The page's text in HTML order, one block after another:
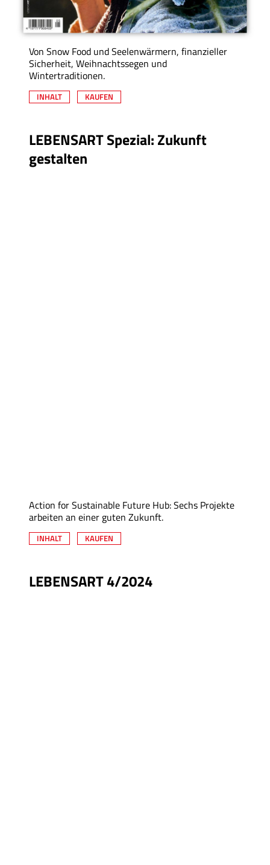
Von Snow Food und Seelenwärmern, finanzieller
Sicherheit, Weihnachtssegen und
Wintertraditionen.
INHALT KAUFEN
LEBENSART Spezial: Zukunft
gestalten
Action for Sustainable Future Hub: Sechs Projekte
arbeiten an einer guten Zukunft.
INHALT KAUFEN
LEBENSART 4/2024